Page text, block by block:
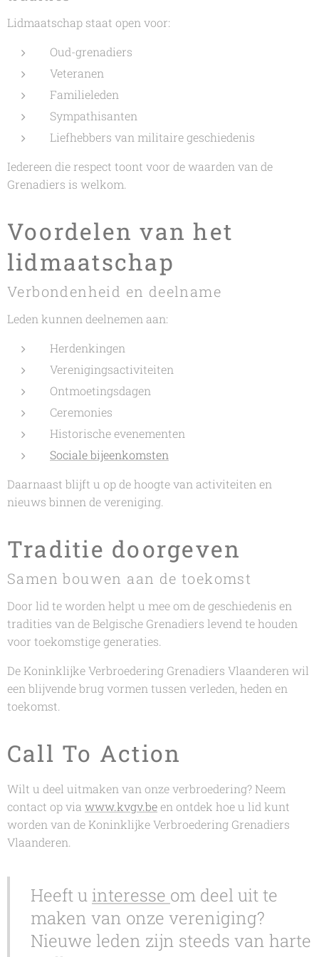
Lidmaatschap staat open voor:
Oud-grenadiers
Veteranen
Familieleden
Sympathisanten
Liefhebbers van militaire geschiedenis
Iedereen die respect toont voor de waarden van de
Grenadiers is welkom.
Voordelen van het
lidmaatschap
Verbondenheid en deelname
Leden kunnen deelnemen aan:
Herdenkingen
Verenigingsactiviteiten
Ontmoetingsdagen
Ceremonies
Historische evenementen
Sociale bijeenkomsten
Daarnaast blijft u op de hoogte van activiteiten en
nieuws binnen de vereniging.
Traditie doorgeven
Samen bouwen aan de toekomst
Door lid te worden helpt u mee om de geschiedenis en
tradities van de Belgische Grenadiers levend te houden
voor toekomstige generaties.
De Koninklijke Verbroedering Grenadiers Vlaanderen wil
een blijvende brug vormen tussen verleden, heden en
toekomst.
Call To Action
Wilt u deel uitmaken van onze verbroedering? Neem
contact op via www.kvgv.been ontdek hoe u lid kunt
worden van de Koninklijke Verbroedering Grenadiers
Vlaanderen.
Heeft u interesse om deel uit te
maken van onze vereniging?
Nieuwe leden zijn steeds van harte